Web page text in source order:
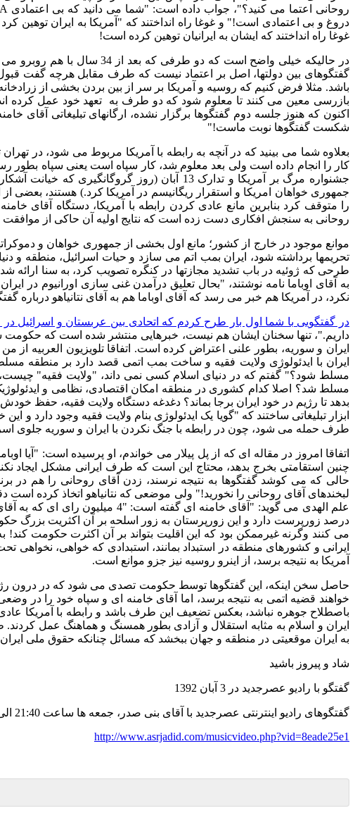
روحانی اعتما می کنید؟"، جواب داده است: "شما می دانید که بی اعتمادی
دروغ و بی اعتمادی است!" و غوغا راه انداختند که " آمریکا به ایران توهین
غوغا راه انداختند که ایشان به ایرانیان توهین کرده است!
در حالیکه خیلی واضح است که دو طرفی که بعد از 34 سال با هم روبرو
گفتگوهای بین دولتها، اصل بر اعتماد نیست که طرف مقابل هرچه گفت
باشد. مثلا فرض کنیم که روسیه و آمریکا بر سر از بین بردن بخشی از
بازرسی معین می کنند تا معلوم شود که دو طرف به تعهد خود عمل کرده اند
اکنون که هنوز جلسه دوم گفتگوها برگزار نشده، ارگانهای تبلیغاتی آقای
شکست گفتگوها نوبت ماست!"
بعلاوه شما می بینید که در آنچه به رابطه با آمریکا مربوط می شود، در تهران
کار را انجام داده است ولی بعد معلوم شد، کار سپاه است یعنی سپاه
جشنواره مرگ بر آمریکا و تدارک13 آبان(روز گروگانگیری که خیانت
جمهوری خواهان امریکا و استقرار ریگانیسم در آمریکا کرد.) هستند، بعضی از
را متوقف کرد بنابرین مانع عادی کردن رابطه با آمریکا، دستگاه آقای
روحانی به سنجش افکاری دست زده است که نتایج اولیه آن حاکی از موافقت
موانع موجود در خارج از کشور؛ مانع اول بخشی از جمهوری خواهان و
تحریمها برداشته شود، ایران بمب اتم می سازد و حیات اسرائیل، منطقه و
طرحی که ژوئیه در باب تشدید مجازتها در کنگره تصویب کرد، به سنا ارائه
به آقای اوباما نامه نوشتند، "بحال تعلیق درآمدن غنی سازی اورانیوم در
نکرد، در آمریکا هم خبر می رسد که آقای اوباما هم به آقای نتانیاهو
در گفتگویی با شما اول بار طرح کردم که اتحادی بین عربستان و اسرائیل
داریم."، تنها سخنان ایشان هم نیست، خبرهایی منتشر شده است که حکومت
ایران و سوریه، بطور علنی اعتراض کرده است. اتفاقا تلویزیون العربیه
ایران با ایدئولوژی ولایت فقیه و ساخت بمب اتمی قصد دارد بر منطقه
مسلط شود؟" گفتم که در دنیای اسلام کسی نمی داند، "ولایت فقیه" چیست،
مسلط شد؟ اصلا کدام کشوری در منطقه امکان اقتصادی، نظامی و
بدهد تا رژیم در خود ایران برجا بماند؟ دغدغه دستگاه ولایت فقیه،
ابزار تبلیغاتی ساختند که "گویا یک ایدئولوژی بنام ولایت فقیه وجود دارد و
طرف حمله می شود، چون در رابطه با جنگ نکردن با ایران و سوریه جلوی
اتفاقا امروز در مقاله ای که از پل پیلار می خواندم، او پرسیده است: " آیا
چنین استقامتی بخرج بدهد، محتاج این است که طرف ایرانی مشکل ایجاد نکند
حالی که می کوشد گفتگوها به نتیجه نرسند، زدن آقای روحانی را هم در
لبخندهای آقای روحانی را نخورید!" ولی موضعی که نتانیاهو اتخاذ کرده است
علم الهدی می گوید: " آقای خامنه ای گفته است: "4 میلیون رای ای که به
درصد زورپرست دارد و این زورپرستان به زور اسلحه بر آن اکثریت بزرگ
می کنند وگرنه غیرممکن بود که این اقلیت بتواند بر آن اکثرت حکومت کند!
ایرانی و کشورهای منطقه در استبداد بمانند، استبدادی که خواهی،
آمریکا به نتیجه برسد، از اینرو روسیه نیز جزو موانع است.
حاصل سخن اینکه، این گفتگوها توسط حکومت تصدی می شود که در درون رژیم
خواهند قضیه اتمی به نتیجه برسد، اما آقای خامنه ای و سپاه خود را در
باصطلاح جوهره نباشد، بعکس تضعیف این طرف باشد و رابطه با آمریکا
ایران و اسلام به مثابه استقلال و آزادی بطور همسنگ و هماهنگ عمل کردند.
به ایران موقعیتی در منطقه و جهان ببخشد که مسائل چنانکه حقوق ملی ایران
شاد و پیروز باشید
گفتگو با رادیو عصرجدید در 3 آبان 1392
گفتگوهای رادیو اینترنتی عصرجدید با آقای بنی صدر، جمعه ها ساعت 21:40
http://www.asrjadid.com/musicvideo.php?vid=8eade25e1